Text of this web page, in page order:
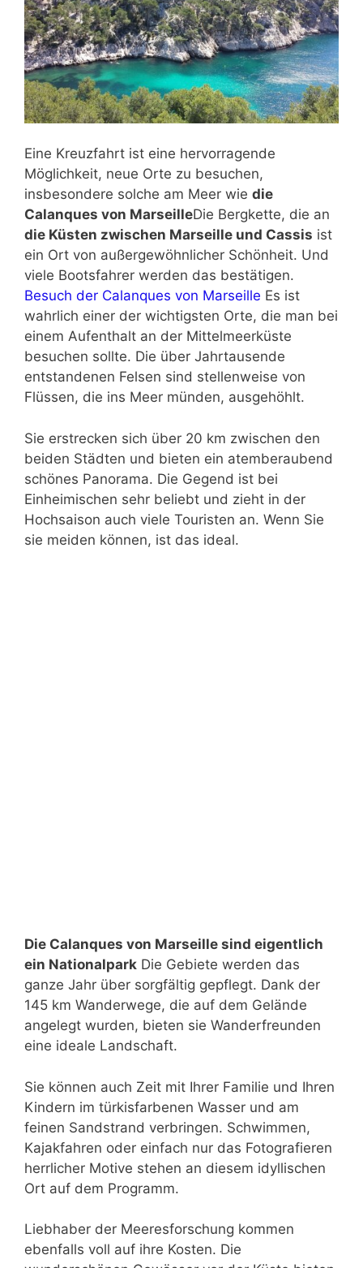
Eine Kreuzfahrt ist eine hervorragende
Möglichkeit, neue Orte zu besuchen,
insbesondere solche am Meer wie die
Calanques von MarseilleDie Bergkette, die an
die Küsten zwischen Marseille und Cassis ist
ein Ort von außergewöhnlicher Schönheit. Und
viele Bootsfahrer werden das bestätigen.
Besuch der Calanques von Marseille Es ist
wahrlich einer der wichtigsten Orte, die man bei
einem Aufenthalt an der Mittelmeerküste
besuchen sollte. Die über Jahrtausende
entstandenen Felsen sind stellenweise von
Flüssen, die ins Meer münden, ausgehöhlt.
Sie erstrecken sich über 20 km zwischen den
beiden Städten und bieten ein atemberaubend
schönes Panorama. Die Gegend ist bei
Einheimischen sehr beliebt und zieht in der
Hochsaison auch viele Touristen an. Wenn Sie
sie meiden können, ist das ideal.
Die Calanques von Marseille sind eigentlich
ein Nationalpark Die Gebiete werden das
ganze Jahr über sorgfältig gepflegt. Dank der
145 km Wanderwege, die auf dem Gelände
angelegt wurden, bieten sie Wanderfreunden
eine ideale Landschaft.
Sie können auch Zeit mit Ihrer Familie und Ihren
Kindern im türkisfarbenen Wasser und am
feinen Sandstrand verbringen. Schwimmen,
Kajakfahren oder einfach nur das Fotografieren
herrlicher Motive stehen an diesem idyllischen
Ort auf dem Programm.
Liebhaber der Meeresforschung kommen
ebenfalls voll auf ihre Kosten. Die